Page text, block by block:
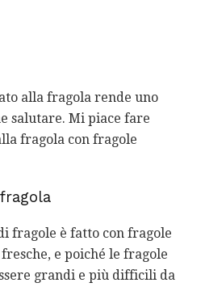
alla fragola rende uno
salutare. Mi piace fare
fragola con fragole
fragole è fatto con fragole
e poiché le fragole
grandi e più difficili da